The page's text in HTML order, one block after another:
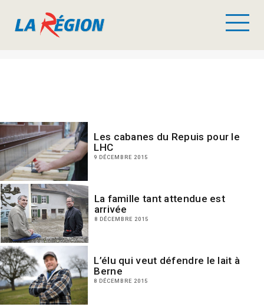
Les cabanes du Repuis pour le
LHC
9 DÉCEMBRE 2015
La famille tant attendue est
arrivée
8 DÉCEMBRE 2015
L’élu qui veut défendre le lait à
Berne
8 DÉCEMBRE 2015